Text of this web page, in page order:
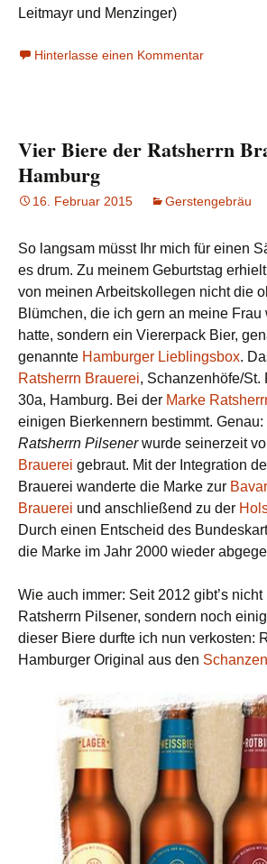
Leitmayr und Menzinger)
Hinterlasse einen Kommentar
Vier Biere der Ratsherrn
Hamburg
16. Februar 2015 Gerstengebräu
So langsam müsst Ihr mich für einen
es drum. Zu meinem Geburtstag
von meinen Arbeitskollegen nicht die
Blümchen, die ich gern an meine Frau
hatte, sondern ein Viererpack Bier,
genannte Hamburger Lieblingsbox.
Ratsherrn Brauerei, Schanzenhöfe/
30a, Hamburg. Bei der Marke
einigen Bierkennern bestimmt.
Ratsherrn Pilsenerwurde seinerzeit
Brauerei gebraut. Mit der Integration
Brauerei wanderte die Marke zur
Brauerei und anschließend zu der
Durch einen Entscheid des
die Marke im Jahr 2000 wieder
Wie auch immer: Seit 2012 gibt’s
Ratsherrn Pilsener, sondern noch
dieser Biere durfte ich nun verkosten:
Hamburger Original aus den